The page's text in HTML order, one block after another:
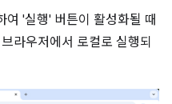
여 '실행' 버튼이 활성화될 때
라우저에서 로컬로 실행되